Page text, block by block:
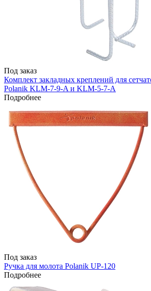
Под заказ
Комплект закладных креплений для
Polanik KLM-7-9-A и KLM-5-7-А
Подробнее
Под заказ
Ручка для молота Polanik UP-120
Подробнее